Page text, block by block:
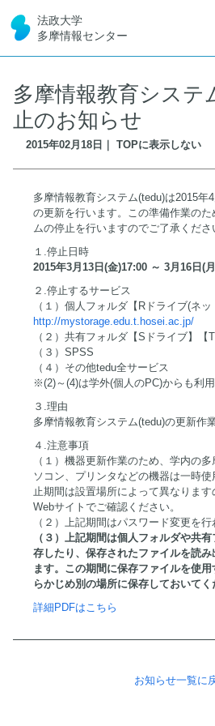
法政大学
多摩情報センター
多摩情報教育システ
止のお知らせ
2015年02月18日｜ TOPに表示しない
多摩情報教育システム(tedu)は2015年
の更新を行います。この準備作業の
ムの停止を行いますのでご了承くださ
１.停止日時
2015年3月13日(金)17:00 ～ 3月16日(
２.停止するサービス
（１）個人フォルダ【Rドライブ(ネッ
http://mystorage.edu.t.hosei.ac.jp/
（２）共有フォルダ【Sドライブ】【T
（３）SPSS
（４）その他tedu全サービス
※(2)～(4)は学外(個人のPC)からも利
３.理由
多摩情報教育システム(tedu)の更新作
４.注意事項
（１）機器更新作業のため、学内の
ソコン、プリンタなどの機器は一時
止期間は設置場所によって異なりま
Webサイトでご確認ください。
（２）上記期間はパスワード変更を
（３）上記期間は個人フォルダや共
存したり、保存されたファイルを読
ます。この期間に保存ファイルを使
らかじめ別の場所に保存しておいてく
詳細PDFはこちら
お知らせ一覧に